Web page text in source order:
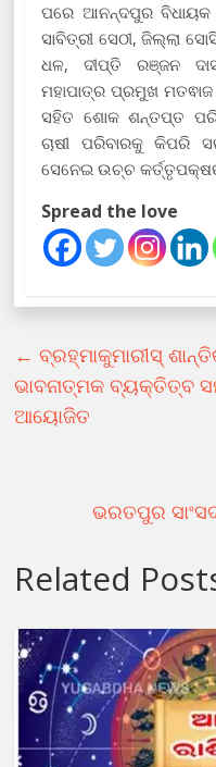
ପରେ ଆନନ୍ଦପୁର
ସାବିତ୍ରୀ ସେଠୀ, ଜିଲ୍ଲା
ଧଳ, ଦୀପ୍ତି ରଞ୍ଜନ
ମହାପାତ୍ର ପ୍ରମୁଖ
ସହିତ ଶୋକ ଶନ୍ତପ୍ତ
ଚାଷୀ ପରିବାରକୁ କିପରି
ସେନେଇ ଉଚ୍ଚ
Spread the love
← ବ୍ରହ୍ମାକୁମାରୀସ୍
ଭାବନାତ୍ମକ ବ୍ୟକ୍ତିତ୍ବ
ଆୟୋଜିତ
ଭରତପୁର
Related